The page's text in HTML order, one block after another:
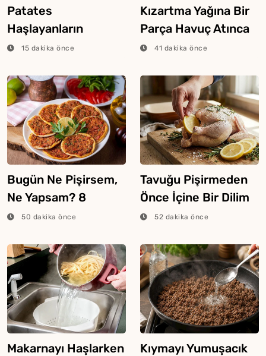
Patates
Haşlayanların
Bilmesi Gereken
15 dakika önce
Kızartma Yağına Bir
Parça Havuç Atınca
Ne Olur?
41 dakika önce
Bugün Ne Pişirsem,
Ne Yapsam? 8
Ağustos 2026
50 dakika önce
Tavuğu Pişirmeden
Önce İçine Bir Dilim
Limon Atarsanız Ne
52 dakika önce
Makarnayı Haşlarken
Kıymayı Yumuşacık